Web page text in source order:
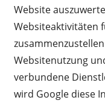
Website
Websiteaktivitäten
Websitenutzung
verbundene
wird Google diese